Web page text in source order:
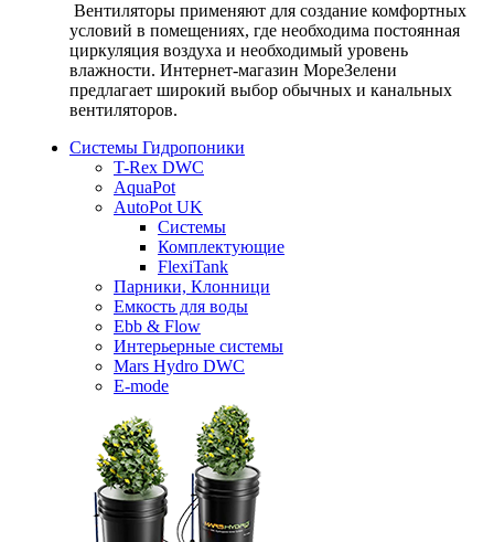
Вентиляторы применяют для создание комфортных
условий в помещениях, где необходима постоянная
циркуляция воздуха и необходимый уровень
влажности. Интернет-магазин МореЗелени
предлагает широкий выбор обычных и канальных
вентиляторов.
Системы Гидропоники
T-Rex DWC
AquaPot
AutoPot UK
Системы
Комплектующие
FlexiTank
Парники, Клонници
Емкость для воды
Ebb & Flow
Интерьерные системы
Mars Hydro DWC
E-mode